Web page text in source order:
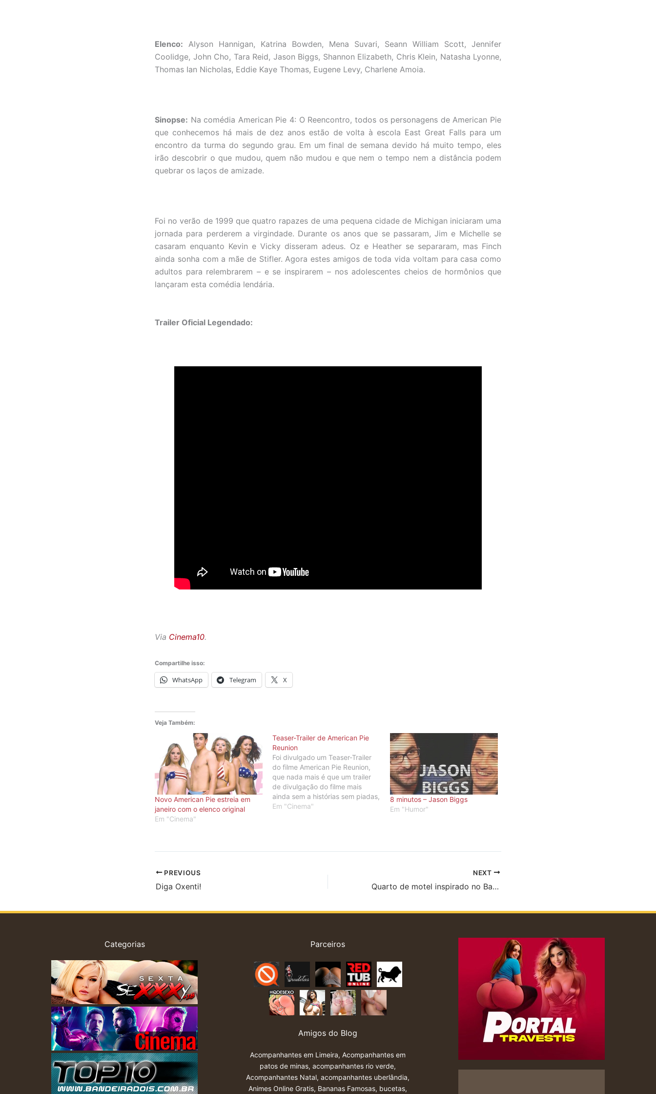
Elenco: Alyson Hannigan, Katrina Bowden, Mena Suvari, Seann William Scott, Jennifer
Coolidge, John Cho, Tara Reid, Jason Biggs, Shannon Elizabeth, Chris Klein, Natasha Lyonne,
Thomas Ian Nicholas, Eddie Kaye Thomas, Eugene Levy, Charlene Amoia.
Sinopse: Na comédia American Pie 4: O Reencontro, todos os personagens de American Pie
que conhecemos há mais de dez anos estão de volta à escola East Great Falls para um
encontro da turma do segundo grau. Em um final de semana devido há muito tempo, eles
irão descobrir o que mudou, quem não mudou e que nem o tempo nem a distância podem
quebrar os laços de amizade.
Foi no verão de 1999 que quatro rapazes de uma pequena cidade de Michigan iniciaram uma
jornada para perderem a virgindade. Durante os anos que se passaram, Jim e Michelle se
casaram enquanto Kevin e Vicky disseram adeus. Oz e Heather se separaram, mas Finch
ainda sonha com a mãe de Stifler. Agora estes amigos de toda vida voltam para casa como
adultos para relembrarem – e se inspirarem – nos adolescentes cheios de hormônios que
lançaram esta comédia lendária.
Trailer Oficial Legendado:
Via Cinema10.
Compartilhe isso:
WhatsApp Telegram X
Veja Também:
Novo American Pie estreia em
janeiro com o elenco original
Em "Cinema"
Teaser-Trailer de American Pie
Reunion
Foi divulgado um Teaser-Trailer
do filme American Pie Reunion,
que nada mais é que um trailer
de divulgação do filme mais
ainda sem a histórias sem piadas,
apenas com o elenco do filme
Em "Cinema"
8 minutos – Jason Biggs
Em "Humor"
PREVIOUS
Diga Oxenti!
NEXT
Quarto de motel inspirado no Batman
Categorias Parceiros
Amigos do Blog
Acompanhantes em Limeira,Acompanhantes em
patos de minas,acompanhantes rio verde,
Acompanhantes Natal,acompanhantes uberlândia,
Animes Online Gratis, Bananas Famosas, bucetas,